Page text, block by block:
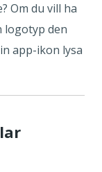
Om du vill ha
logotyp den
app-ikon lysa